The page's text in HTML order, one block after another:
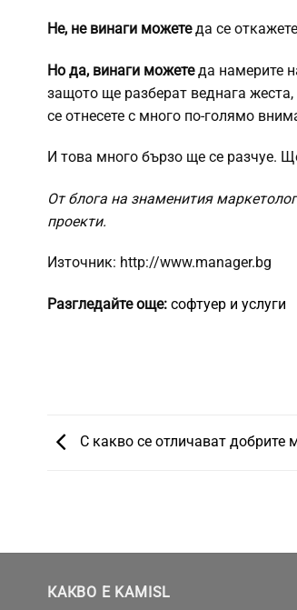
Не, не винаги можетеда се
Но да, винаги можетеда намерите
защото ще разберат веднага
се отнесете с много по-голямо
И това много бързо ще се разчуе.
От блога на знаменития
проекти.
Източник: http://www.manager.bg
Разгледайте още: софтуер и услуги
С какво се отличават добрите
КАКВО Е KAMISL